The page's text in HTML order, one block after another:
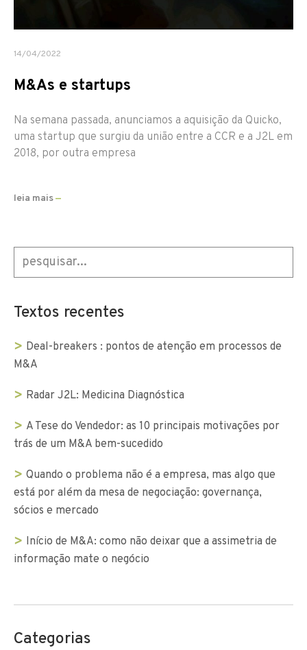
M&As e startups
14/04/2022
Na semana passada, anunciamos a aquisição da Quicko,
uma startup que surgiu da união entre a CCR e a J2L em
2018, por outra empresa
leia mais—
Textos recentes
Deal-breakers : pontos de atenção em processos de
M&A
Radar J2L: Medicina Diagnóstica
A Tese do Vendedor: as 10 principais motivações por
trás de um M&A bem-sucedido
Quando o problema não é a empresa, mas algo que
está por além da mesa de negociação: governança,
sócios e mercado
Início de M&A: como não deixar que a assimetria de
informação mate o negócio
Categorias